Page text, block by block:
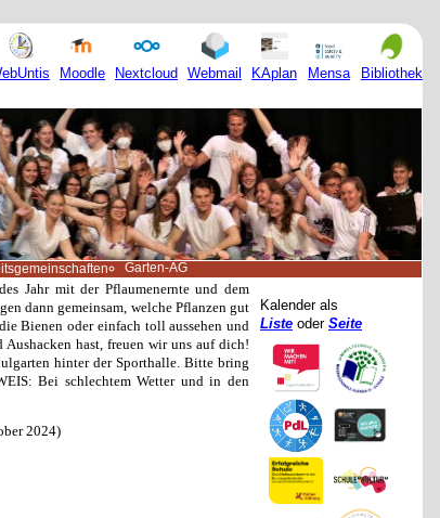
Moodle Nextcloud Webmail KAplan Mensa Bibliothek
Garten-AG
Jahr mit der Pflaumenernte und dem
dann gemeinsam, welche Pflanzen gut
Bienen oder einfach toll aussehen und
hast, freuen wir uns auf dich!
hinter der Sporthalle. Bitte bring
Bei schlechtem Wetter und in den
2024)
Kalender als
Liste oder Seite